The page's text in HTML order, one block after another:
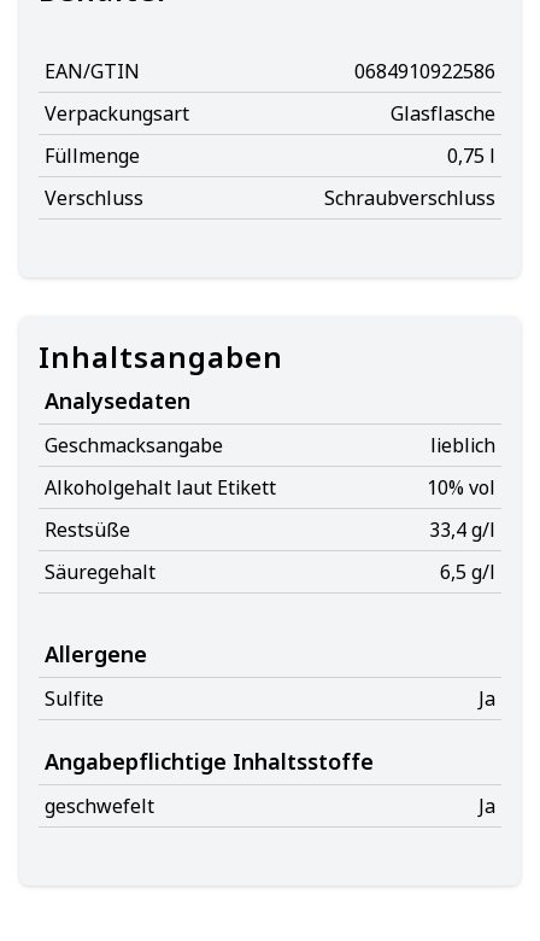
EAN/GTIN
0684910922586
Verpackungsart
Glasflasche
Füllmenge
0,75 l
Verschluss
Schraubverschluss
Inhaltsangaben
Analysedaten
Geschmacksangabe
lieblich
Alkoholgehalt laut Etikett
10% vol
Restsüße
33,4 g/l
Säuregehalt
6,5 g/l
Allergene
Sulfite Ja
Angabepflichtige Inhaltsstoffe
geschwefelt Ja